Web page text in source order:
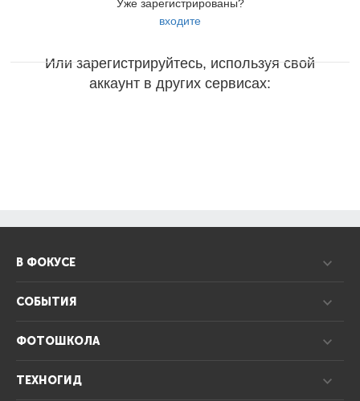
Уже зарегистрированы?
входите
Или зарегистрируйтесь, используя свой
аккаунт в других сервисах:
В ФОКУСЕ
СОБЫТИЯ
ФОТОШКОЛА
ТЕХНОГИД